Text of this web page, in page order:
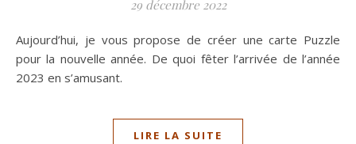
29 décembre 2022
Aujourd’hui, je vous propose de créer une carte Puzzle
pour la nouvelle année. De quoi fêter l’arrivée de l’année
2023 en s’amusant.
LIRE LA SUITE